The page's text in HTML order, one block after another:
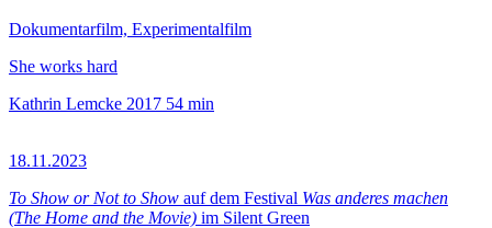
Dokumentarfilm, Experimentalfilm
She works hard
Kathrin Lemcke 2017 54 min
18.11.2023
To Show or Not to Show auf dem Festival Was anderes machen
(The Home and the Movie) im Silent Green